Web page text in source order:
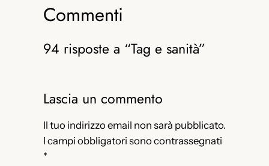
Commenti
94 risposte a “Tag e sanità”
Lascia un commento
Il tuo indirizzo email non sarà pubblicato.
I campi obbligatori sono contrassegnati
*